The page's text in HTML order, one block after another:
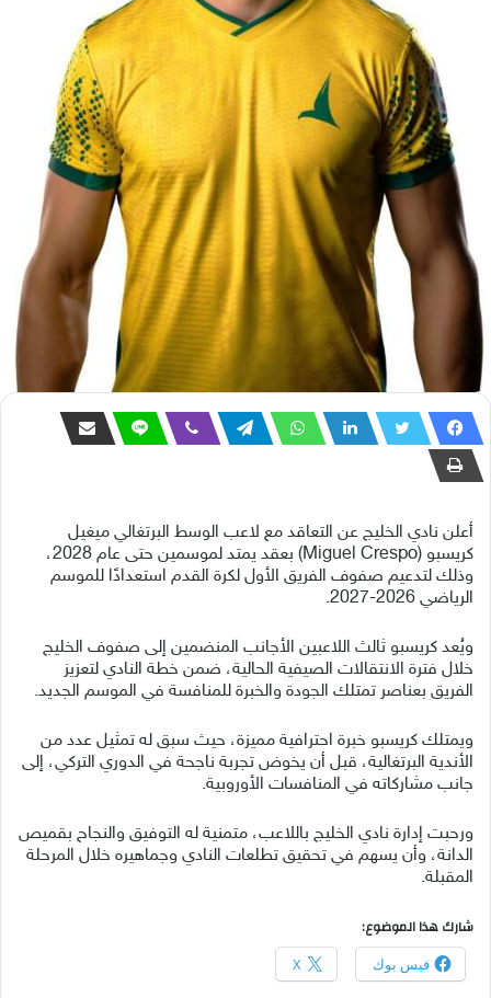
أعلن نادي الخليج عن التعاقد مع لاعب الوسط البرتغالي ميغيل
كريسبو (Miguel Crespo) بعقد يمتد لموسمين حتى عام 2028،
وذلك لتدعيم صفوف الفريق الأول لكرة القدم استعدادًا للموسم
الرياضي 2026-2027.
ويُعد كريسبو ثالث اللاعبين الأجانب المنضمين إلى صفوف الخليج
خلال فترة الانتقالات الصيفية الحالية، ضمن خطة النادي لتعزيز
الفريق بعناصر تمتلك الجودة والخبرة للمنافسة في الموسم الجديد.
ويمتلك كريسبو خبرة احترافية مميزة، حيث سبق له تمثيل عدد من
الأندية البرتغالية، قبل أن يخوض تجربة ناجحة في الدوري التركي، إلى
جانب مشاركاته في المنافسات الأوروبية.
ورحبت إدارة نادي الخليج باللاعب، متمنية له التوفيق والنجاح بقميص
الدانة، وأن يسهم في تحقيق تطلعات النادي وجماهيره خلال المرحلة
المقبلة.
شارك هذا الموضوع:
فيس بوك X